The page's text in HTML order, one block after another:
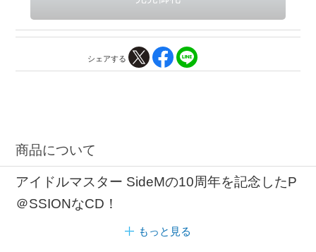
シェアする
商品について
アイドルマスター SideMの10周年を記念したP
＠SSIONなCD！
もっと見る